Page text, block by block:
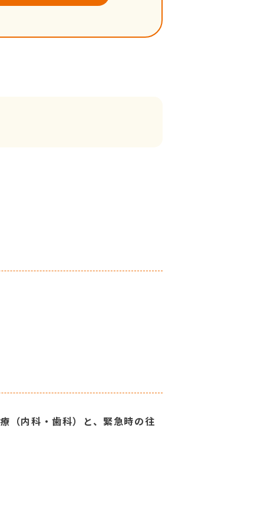
（内科・歯科）と、緊急時の往